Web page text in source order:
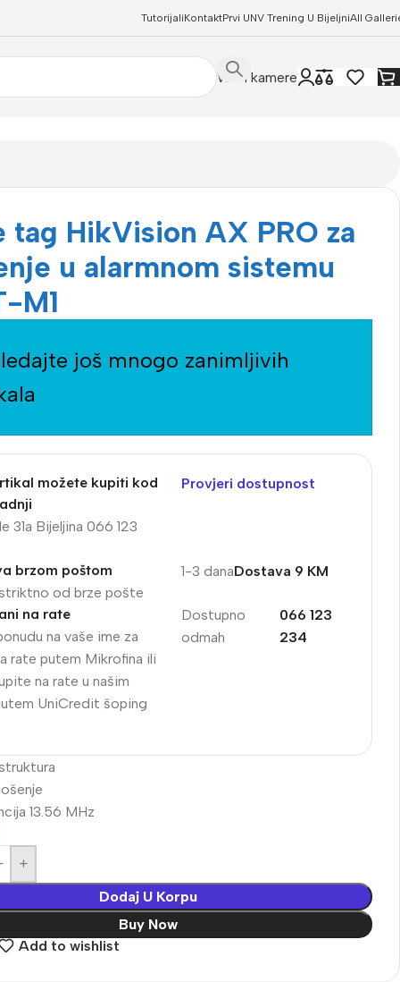
TutorijaliKontaktPrvi UNV Trening U BijeljniAll
WIFI kamere
tag HikVision AX PRO za
u alarmnom sistemu
M1
još mnogo zanimljivih
možete kupiti kod
31a Bijeljina 066 123
Provjeri dostupnost
brzom poštom
od brze pošte
1-3 danaDostava 9 KM
na rate
na vaše ime za
rate putem Mikrofina ili
na rate u našim
UniCredit šoping
Dostupno
odmah
066 123
234
13.56 MHz
+
Dodaj U Korpu
Buy Now
Add to wishlist